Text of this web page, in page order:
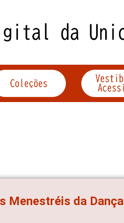
Menestréis da Dança